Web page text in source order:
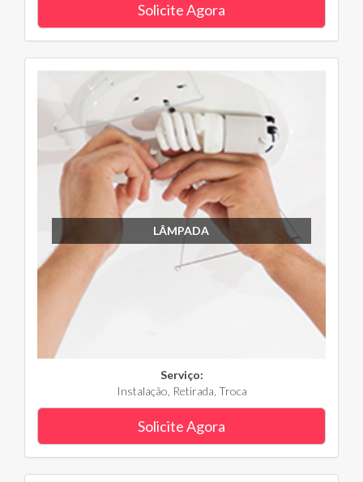
Solicite Agora
LÂMPADA
Serviço:
Instalação, Retirada, Troca
Solicite Agora